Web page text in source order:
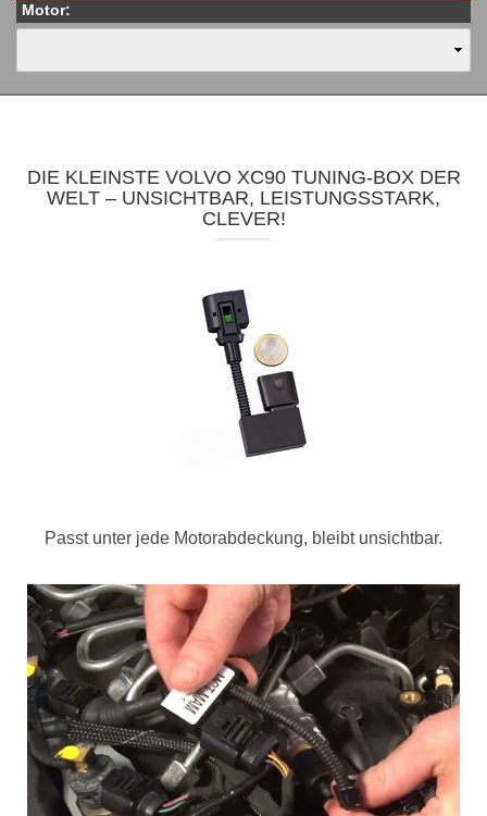
Motor:
DIE KLEINSTE VOLVO XC90 TUNING-BOX DER
WELT – UNSICHTBAR, LEISTUNGSSTARK,
CLEVER!
Passt unter jede Motorabdeckung, bleibt unsichtbar.